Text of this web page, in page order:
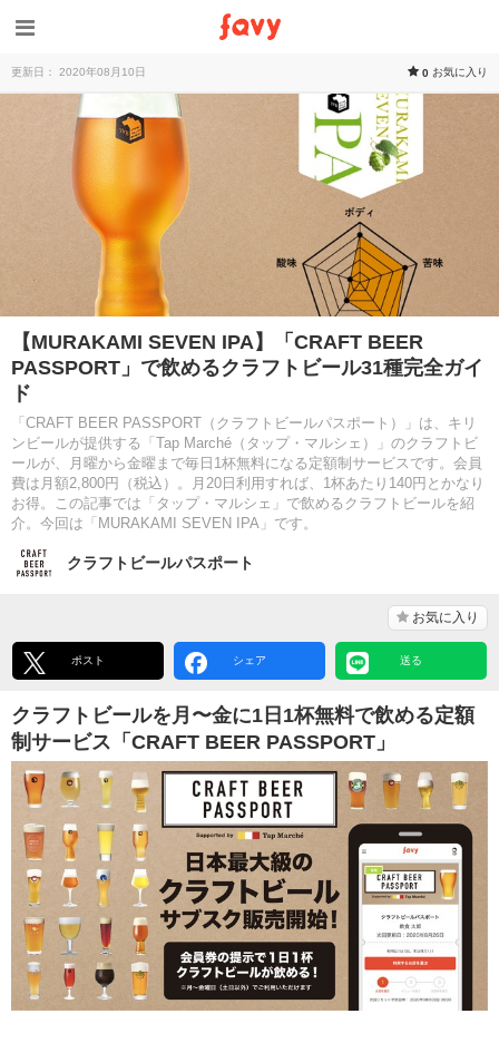
更新日： 2020年08月10日 0 お気に入り
【MURAKAMI SEVEN IPA】「CRAFT BEER
PASSPORT」で飲めるクラフトビール31種完全ガイ
ド
「CRAFT BEER PASSPORT（クラフトビールパスポート）」は、キリ
ンビールが提供する「Tap Marché（タップ・マルシェ）」のクラフトビ
ールが、月曜から金曜まで毎日1杯無料になる定額制サービスです。会員
費は月額2,800円（税込）。月20日利用すれば、1杯あたり140円とかなり
お得。この記事では「タップ・マルシェ」で飲めるクラフトビールを紹
介。今回は「MURAKAMI SEVEN IPA」です。
クラフトビールパスポート
お気に入り
ポスト シェア 送る
クラフトビールを月〜金に1日1杯無料で飲める定額
制サービス「CRAFT BEER PASSPORT」